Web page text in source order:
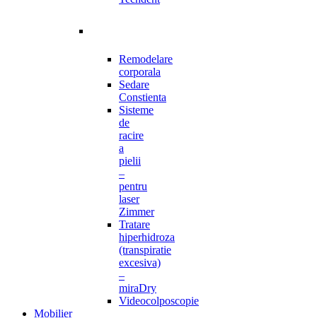
Remodelare
corporala
Sedare
Constienta
Sisteme
de
racire
a
pielii
–
pentru
laser
Zimmer
Tratare
hiperhidroza
(transpiratie
excesiva)
–
miraDry
Videocolposcopie
Mobilier